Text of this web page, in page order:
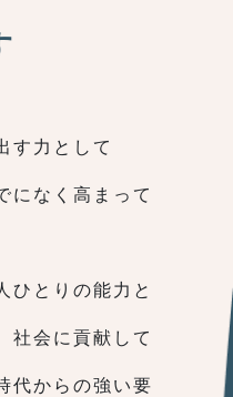
す力として
になく高まって
ひとりの能力と
社会に貢献して
代からの強い要